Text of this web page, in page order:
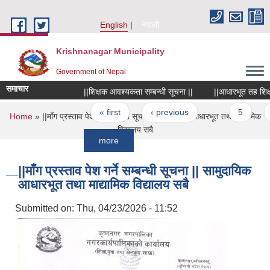
English
नेपाली
Krishnanagar Municipality
Government of Nepal
समाचार ||शिक्षक आवश्यकता सम्बन्धी सूचना || ||आधारभूत तह शिक्षा
Pages
« first ‹ previous … 5 6
You are here
Home» ||माँग प्रस्ताव पेश गर्ने सम्बन्धी सूचना || सामुदायिक आधारभूत तथा माद्यामिक
विद्यालय सबै
||माँग प्रस्ताव पेश गर्ने सम्बन्धी सूचना || सामुदायिक
आधारभूत तथा माद्यामिक विद्यालय सबै
Submitted on: Thu, 04/23/2026 - 11:52